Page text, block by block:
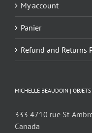
My account
Panier
Refund and Returns
MICHELLE BEAUDOIN |
333 4710 rue St-
Canada